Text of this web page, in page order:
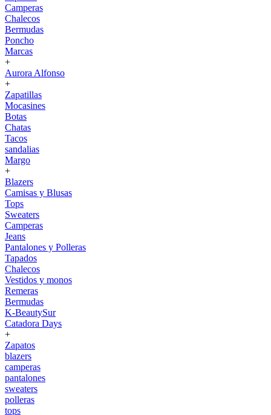
Camperas
Chalecos
Bermudas
Poncho
Marcas
+
Aurora Alfonso
+
Zapatillas
Mocasines
Botas
Chatas
Tacos
sandalias
Margo
+
Blazers
Camisas y Blusas
Tops
Sweaters
Camperas
Jeans
Pantalones y Polleras
Tapados
Chalecos
Vestidos y monos
Remeras
Bermudas
K-BeautySur
Catadora Days
+
Zapatos
blazers
camperas
pantalones
sweaters
polleras
tops